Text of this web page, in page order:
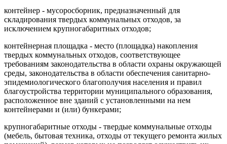
контейнер - мусоросборник, предназначенный для
складирования твердых коммунальных отходов, за
исключением крупногабаритных отходов;
контейнерная площадка - место (площадка) накопления
твердых коммунальных отходов, соответствующее
требованиям законодательства в области охраны окружающей
среды, законодательства в области обеспечения санитарно-
эпидемиологического благополучия населения и правил
благоустройства территории муниципального образования,
расположенное вне зданий с установленными на нем
контейнерами и (или) бункерами;
крупногабаритные отходы - твердые коммунальные отходы
(мебель, бытовая техника, отходы от текущего ремонта жилых